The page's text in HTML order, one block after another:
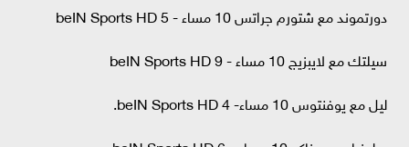
دورتموند مع شتورم جراتس 10 مساء - beIN Sports HD 5
سيلتك مع لايبزيج 10 مساء - beIN Sports HD 9
ليل مع يوفنتوس 10 مساء- beIN Sports HD 4.